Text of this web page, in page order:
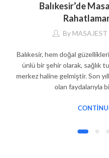
Balıkesir’de
By MASAJEST
Balıkesir, hem doğal
ünlü bir şehir olarak, sağlık
merkez haline gelmiştir. Son
olan faydalarıyla